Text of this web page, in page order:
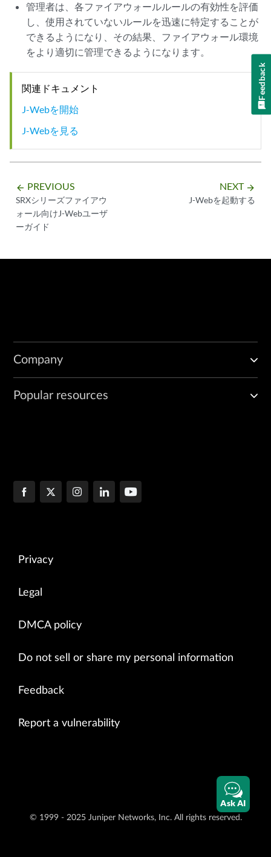
管理者は、各ファイアウォールルールの有効性を評価
し、使用されていないルールを迅速に特定することが
できるようになり、その結果、ファイアウォール環境
をより適切に管理できるようになります。
関連ドキュメント
J-Webを開始
J-Webを見る
arrow_backward PREVIOUS
SRXシリーズファイアウ
ォール向けJ-Webユーザ
ーガイド
NEXT arrow_forward
J-Webを起動する
Company
Popular resources
Privacy
Legal
DMCA policy
Do not sell or share my personal information
Feedback
Report a vulnerability
© 1999 - 2025 Juniper Networks, Inc. All rights reserved.
Ask AI
Feedback